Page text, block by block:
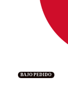
BAJO PEDIDO